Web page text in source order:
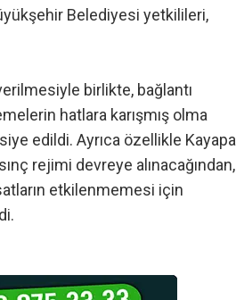
Belediyesi yetkilileri,
birlikte, bağlantı
hatlara karışmış olma
edildi. Ayrıca özellikle Kayapa
rejimi devreye alınacağından,
etkilenmemesi için